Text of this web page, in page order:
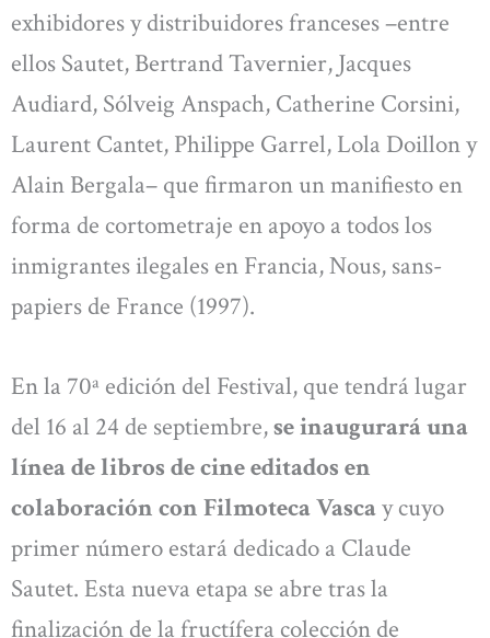
exhibidores y distribuidores franceses –entre
ellos Sautet, Bertrand Tavernier, Jacques
Audiard, Sólveig Anspach, Catherine Corsini,
Laurent Cantet, Philippe Garrel, Lola Doillon y
Alain Bergala– que firmaron un manifiesto en
forma de cortometraje en apoyo a todos los
inmigrantes ilegales en Francia, Nous, sans-
papiers de France (1997).
En la 70ª edición del Festival, que tendrá lugar
del 16 al 24 de septiembre,se inaugurará una
línea de libros de cine editados en
colaboración con Filmoteca Vascay cuyo
primer número estará dedicado a Claude
Sautet. Esta nueva etapa se abre tras la
finalización de la fructífera colección de